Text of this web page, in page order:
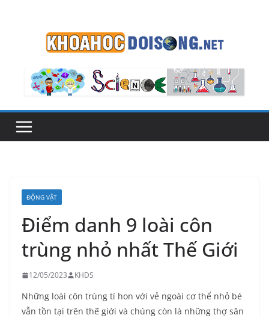
ĐỘNG VẬT
Điểm danh 9 loài côn
trùng nhỏ nhất Thế Giới
12/05/2023 KHDS
Những loài côn trùng tí hon với vẻ ngoài cơ thể nhỏ bé
vẫn tồn tại trên thế giới và chúng còn là những thợ săn